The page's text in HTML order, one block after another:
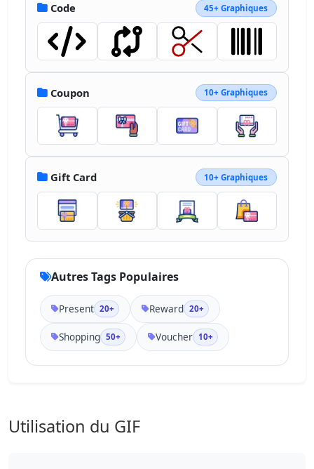
Code 45+ Graphiques
Coupon 10+ Graphiques
Gift Card 10+ Graphiques
Autres Tags Populaires
Present 20+ Reward 20+
Shopping 50+ Voucher 10+
Utilisation du GIF